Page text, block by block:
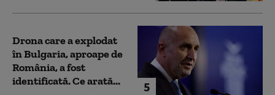
5
Drona care a explodat
în Bulgaria, aproape de
România, a fost
identificată. Ce arată...